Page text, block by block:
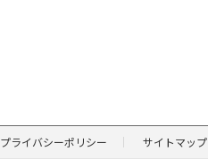
プライバシーポリシー サイトマップ